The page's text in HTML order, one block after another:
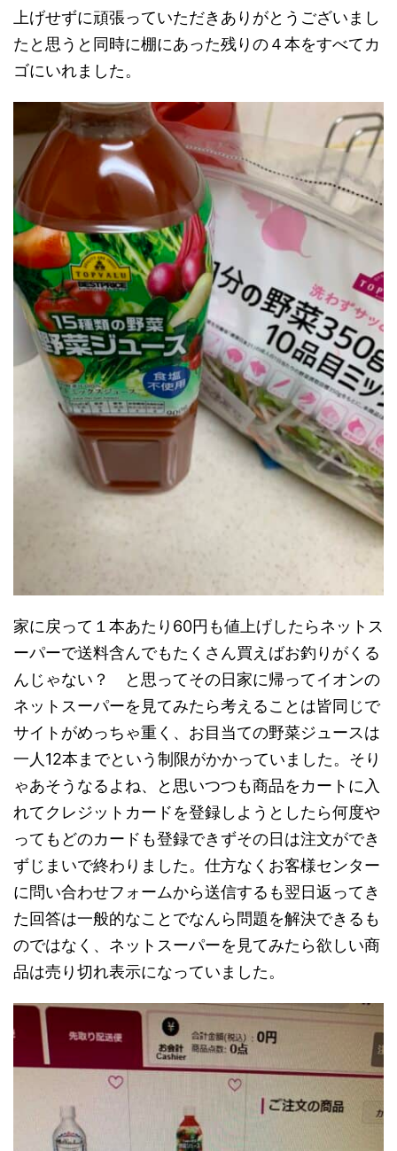
上げせずに頑張っていただきありがとうございまし
たと思うと同時に棚にあった残りの４本をすべてカ
ゴにいれました。
家に戻って１本あたり60円も値上げしたらネットス
ーパーで送料含んでもたくさん買えばお釣りがくる
んじゃない？ と思ってその日家に帰ってイオンの
ネットスーパーを見てみたら考えることは皆同じで
サイトがめっちゃ重く、お目当ての野菜ジュースは
一人12本までという制限がかかっていました。そり
ゃあそうなるよね、と思いつつも商品をカートに入
れてクレジットカードを登録しようとしたら何度や
ってもどのカードも登録できずその日は注文ができ
ずじまいで終わりました。仕方なくお客様センター
に問い合わせフォームから送信するも翌日返ってき
た回答は一般的なことでなんら問題を解決できるも
のではなく、ネットスーパーを見てみたら欲しい商
品は売り切れ表示になっていました。